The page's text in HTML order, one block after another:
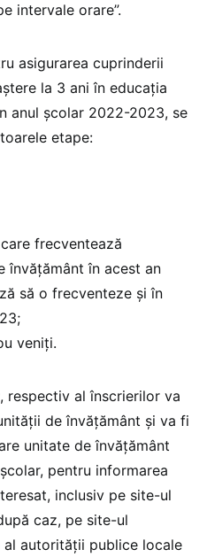
intervale orare”.
asigurarea cuprinderii
la 3 ani în educația
anul școlar 2022-2023, se
etape:
frecventează
învățământ în acest an
să o frecventeze și în
veniți.
, respectiv al înscrierilor va
de învățământ și va fi
unitate de învățământ
pentru informarea
inclusiv pe site-ul
caz, pe site-ul
autorității publice locale